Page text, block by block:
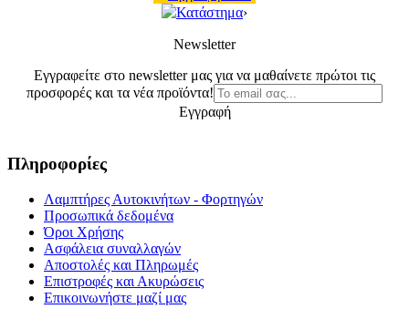
Κατάστημα›
Newsletter
Εγγραφείτε στο newsletter μας για να μαθαίνετε πρώτοι τις
προσφορές και τα νέα προϊόντα!
Εγγραφή
Πληροφορίες
Λαμπτήρες Αυτοκινήτων - Φορτηγών
Προσωπικά δεδομένα
Όροι Χρήσης
Ασφάλεια συναλλαγών
Αποστολές και Πληρωμές
Επιστροφές και Ακυρώσεις
Επικοινωνήστε μαζί μας